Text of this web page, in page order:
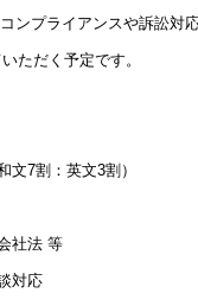
ンプライアンスや訴訟対
ただく予定です。
文7割：英文3割）
社法 等
対応